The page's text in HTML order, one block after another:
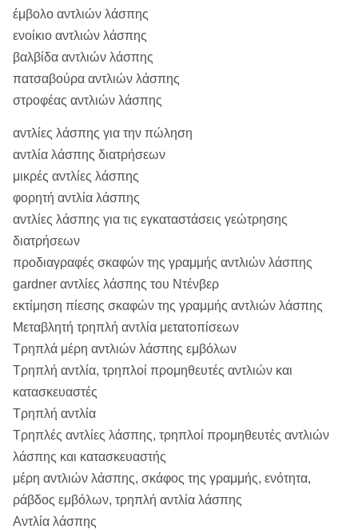
έμβολο αντλιών λάσπης
ενοίκιο αντλιών λάσπης
βαλβίδα αντλιών λάσπης
πατσαβούρα αντλιών λάσπης
στροφέας αντλιών λάσπης
αντλίες λάσπης για την πώληση
αντλία λάσπης διατρήσεων
μικρές αντλίες λάσπης
φορητή αντλία λάσπης
αντλίες λάσπης για τις εγκαταστάσεις γεώτρησης
διατρήσεων
προδιαγραφές σκαφών της γραμμής αντλιών λάσπης
gardner αντλίες λάσπης του Ντένβερ
εκτίμηση πίεσης σκαφών της γραμμής αντλιών λάσπης
Μεταβλητή τρηπλή αντλία μετατοπίσεων
Τρηπλά μέρη αντλιών λάσπης εμβόλων
Τρηπλή αντλία, τρηπλοί προμηθευτές αντλιών και
κατασκευαστές
Τρηπλή αντλία
Τρηπλές αντλίες λάσπης, τρηπλοί προμηθευτές αντλιών
λάσπης και κατασκευαστής
μέρη αντλιών λάσπης, σκάφος της γραμμής, ενότητα,
ράβδος εμβόλων, τρηπλή αντλία λάσπης
Αντλία λάσπης